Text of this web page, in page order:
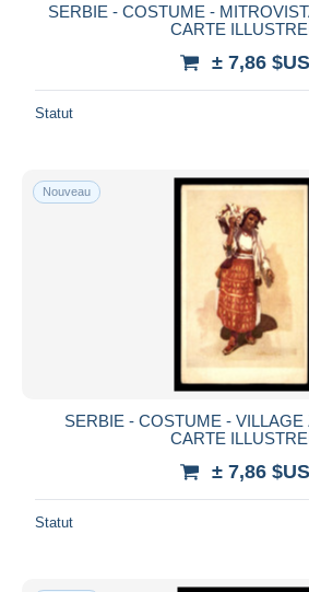
SERBIE - COSTUME -
CARTE
± 7,86 $US
Statut
Nouveau
SERBIE - COSTUME - VILLAGE
CARTE
± 7,86 $US
Statut